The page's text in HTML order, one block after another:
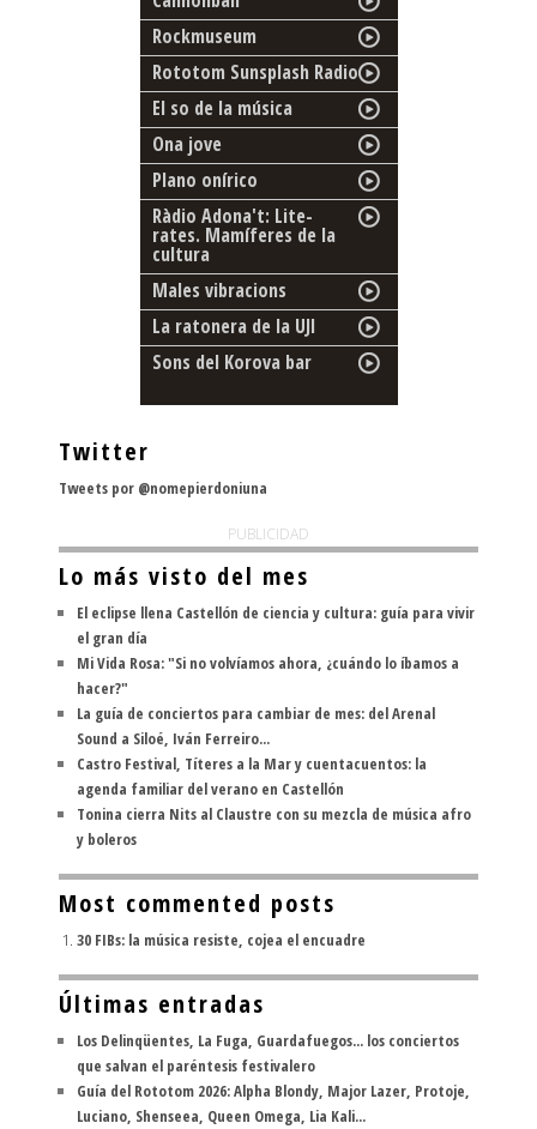
Rockmuseum
Rototom Sunsplash Radio
El so de la música
Ona jove
Plano onírico
Ràdio Adona't: Lite-
rates. Mamíferes de la
cultura
Males vibracions
La ratonera de la UJI
Sons del Korova bar
Twitter
Tweets por @nomepierdoniuna
PUBLICIDAD
Lo más visto del mes
El eclipse llena Castellón de ciencia y cultura: guía para vivir
el gran día
Mi Vida Rosa: "Si no volvíamos ahora, ¿cuándo lo íbamos a
hacer?"
La guía de conciertos para cambiar de mes: del Arenal
Sound a Siloé, Iván Ferreiro...
Castro Festival, Títeres a la Mar y cuentacuentos: la
agenda familiar del verano en Castellón
Tonina cierra Nits al Claustre con su mezcla de música afro
y boleros
Most commented posts
30 FIBs: la música resiste, cojea el encuadre
Últimas entradas
Los Delinqüentes, La Fuga, Guardafuegos... los conciertos
que salvan el paréntesis festivalero
Guía del Rototom 2026: Alpha Blondy, Major Lazer, Protoje,
Luciano, Shenseea, Queen Omega, Lia Kali...